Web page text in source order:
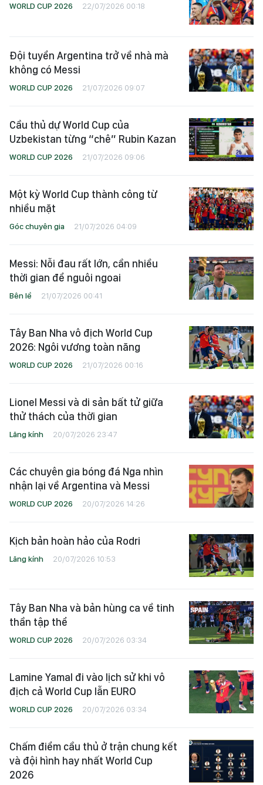
WORLD CUP 2026 22/07/2026 00:18
Đội tuyển Argentina trở về nhà mà
không có Messi
WORLD CUP 2026 21/07/2026 09:07
Cầu thủ dự World Cup của
Uzbekistan từng “chê” Rubin Kazan
WORLD CUP 2026 21/07/2026 09:06
Một kỳ World Cup thành công từ
nhiều mặt
Góc chuyên gia 21/07/2026 04:09
Messi: Nỗi đau rất lớn, cần nhiều
thời gian để nguôi ngoai
Bên lề 21/07/2026 00:41
Tây Ban Nha vô địch World Cup
2026: Ngôi vương toàn năng
WORLD CUP 2026 21/07/2026 00:16
Lionel Messi và di sản bất tử giữa
thử thách của thời gian
Lăng kính 20/07/2026 23:47
Các chuyên gia bóng đá Nga nhìn
nhận lại về Argentina và Messi
WORLD CUP 2026 20/07/2026 14:26
Kịch bản hoàn hảo của Rodri
Lăng kính 20/07/2026 10:53
Tây Ban Nha và bản hùng ca về tinh
thần tập thể
WORLD CUP 2026 20/07/2026 03:34
Lamine Yamal đi vào lịch sử khi vô
địch cả World Cup lẫn EURO
WORLD CUP 2026 20/07/2026 03:34
Chấm điểm cầu thủ ở trận chung kết
và đội hình hay nhất World Cup
2026